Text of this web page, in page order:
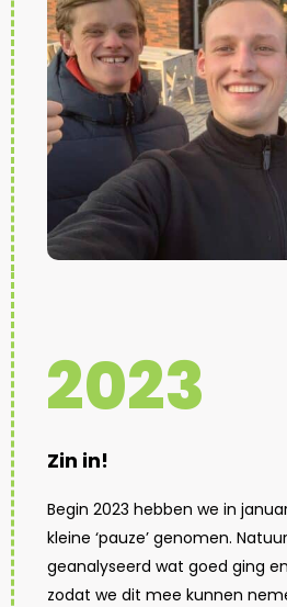
2023
Zin in!
Begin 2023 hebben we in
kleine ‘pauze’ genomen.
geanalyseerd wat goed ging
zodat we dit mee kunnen